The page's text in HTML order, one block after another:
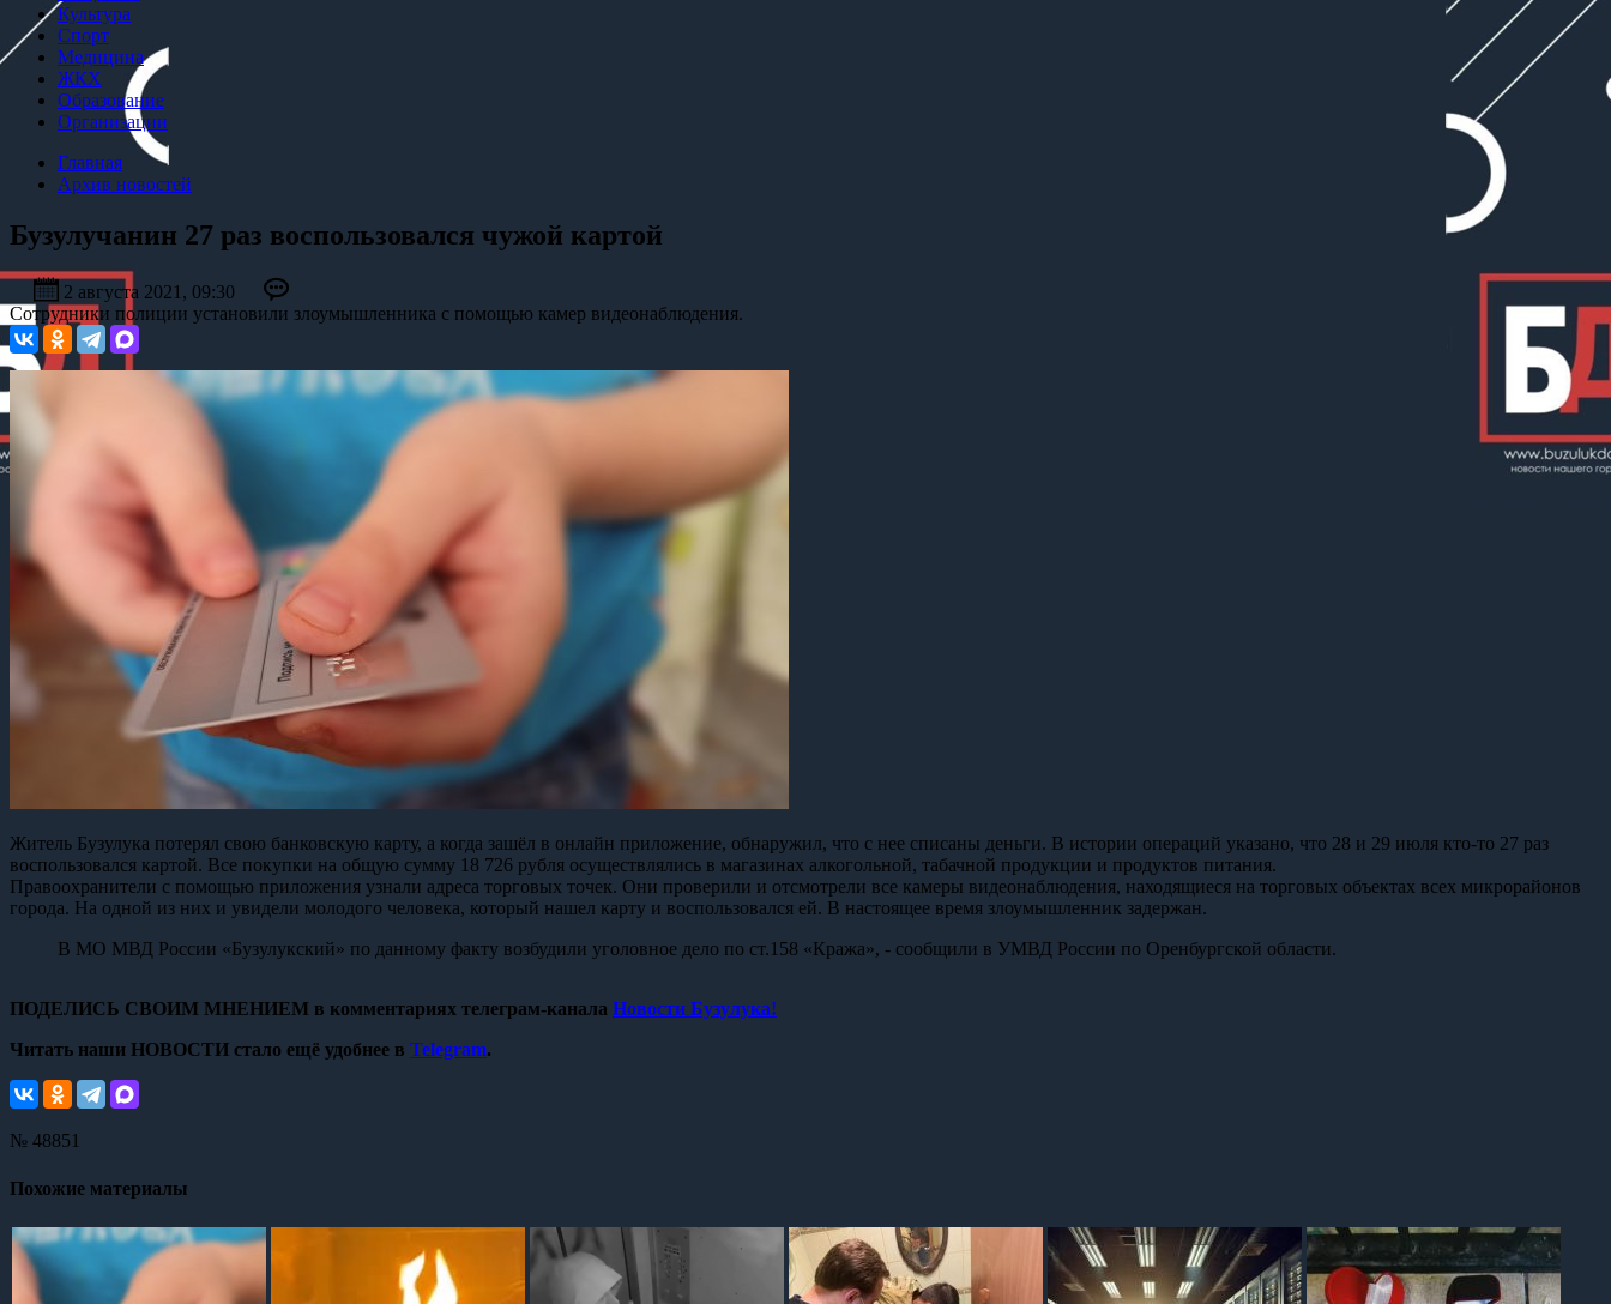
Культура
Спорт
Медицина
ЖКХ
Образование
Организации
Главная
Архив новостей
Бузулучанин 27 раз воспользовался чужой картой
2 августа 2021, 09:30
Сотрудники полиции установили злоумышленника с помощью камер видеонаблюдения.
Житель Бузулука потерял свою банковскую карту, а когда зашёл в онлайн приложение, обнаружил, что с нее списаны деньги. В истории операций указано, что 28 и 29 июля кто-то 27 раз
воспользовался картой. Все покупки на общую сумму 18 726 рубля осуществлялись в магазинах алкогольной, табачной продукции и продуктов питания.
Правоохранители с помощью приложения узнали адреса торговых точек. Они проверили и отсмотрели все камеры видеонаблюдения, находящиеся на торговых объектах всех микрорайонов
города. На одной из них и увидели молодого человека, который нашел карту и воспользовался ей. В настоящее время злоумышленник задержан.
В МО МВД России «Бузулукский» по данному факту возбудили уголовное дело по ст.158 «Кража», - сообщили в УМВД России по Оренбургской области.
ПОДЕЛИСЬ СВОИМ МНЕНИЕМ в комментариях телеграм-канала Новости Бузулука!
Читать наши НОВОСТИ стало ещё удобнее в Telegram.
№ 48851
Похожие материалы